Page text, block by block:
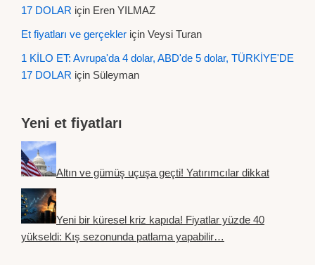
17 DOLAR için Eren YILMAZ
Et fiyatları ve gerçekler için Veysi Turan
1 KİLO ET: Avrupa'da 4 dolar, ABD'de 5 dolar, TÜRKİYE'DE
17 DOLAR için Süleyman
Yeni et fiyatları
Altın ve gümüş uçuşa geçti! Yatırımcılar dikkat
Yeni bir küresel kriz kapıda! Fiyatlar yüzde 40
yükseldi: Kış sezonunda patlama yapabilir…